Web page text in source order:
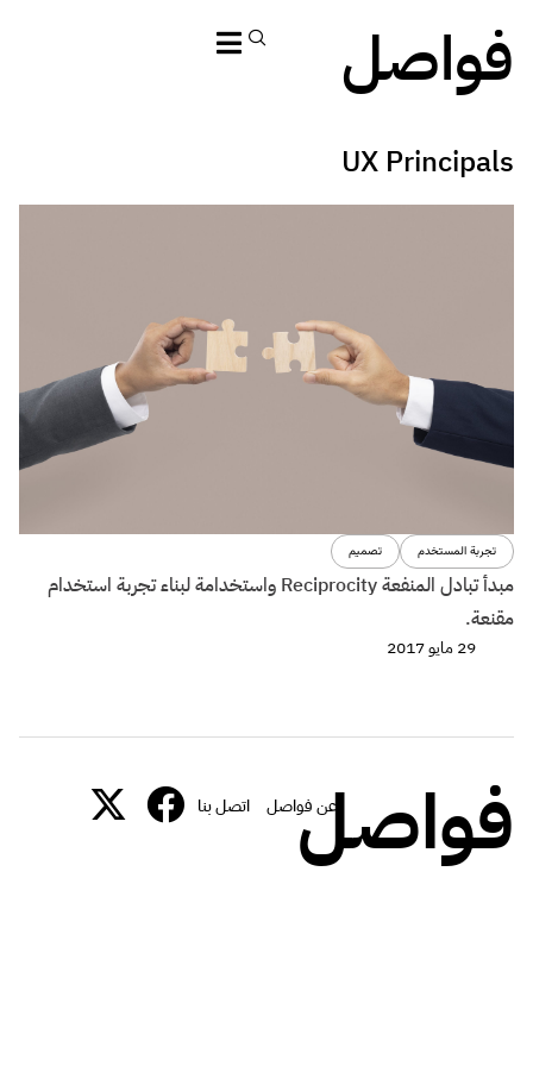
فواصل
UX Principals
تجربة المستخدم تصميم
مبدأ تبادل المنفعة Reciprocity واستخدامة لبناء تجربة استخدام
مقنعة.
29 مايو 2017
فواصل
عن فواصل اتصل بنا